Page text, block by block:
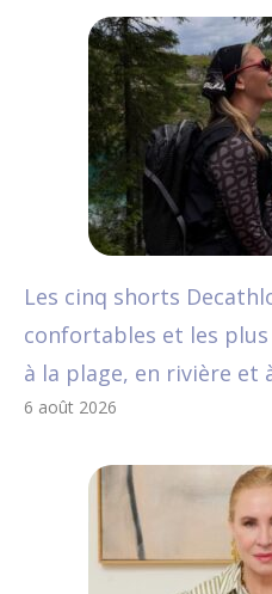
Les cinq shorts
confortables et les
à la plage, en rivière et
6 août 2026